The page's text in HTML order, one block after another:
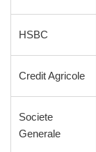
HSBC
Credit Agricole
Societe
Generale